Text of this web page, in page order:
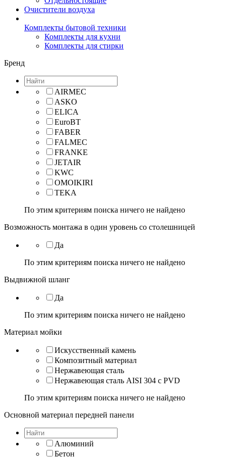
Очистители воздуха
Комплекты бытовой техники
Комплекты для кухни
Комплекты для стирки
Бренд
AIRMEC
ASKO
ELICA
EuroBT
FABER
FALMEC
FRANKE
JETAIR
KWC
OMOIKIRI
TEKA
По этим критериям поиска ничего не найдено
Возможность монтажа в один уровень со столешницей
Да
По этим критериям поиска ничего не найдено
Выдвижной шланг
Да
По этим критериям поиска ничего не найдено
Материал мойки
Искусственный камень
Композитный материал
Нержавеющая сталь
Нержавеющая сталь AISI 304 с PVD
По этим критериям поиска ничего не найдено
Основной материал передней панели
Алюминий
Бетон